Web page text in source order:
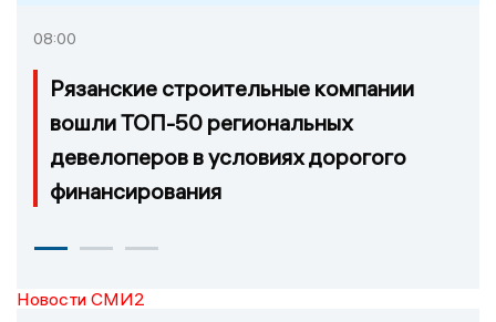
08:00
Рязанские строительные компании
вошли ТОП-50 региональных
девелоперов в условиях дорогого
финансирования
Новости СМИ2